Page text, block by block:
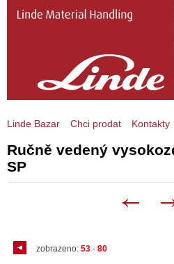
Ručně vedený
SP
zobrazeno: 53- 80
Linde Bazar Chci prodat Kontakty